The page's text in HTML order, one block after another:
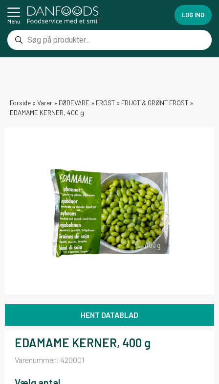
Menu
LOG IND
Forside » Varer » FØDEVARE » FROST » FRUGT & GRØNT FROST »
EDAMAME KERNER, 400 g
HENT DATABLAD
EDAMAME KERNER, 400 g
Varenummer: 420001